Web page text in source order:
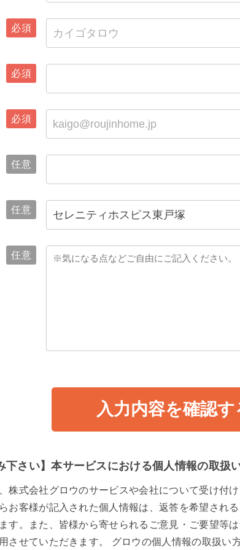
下さい】本サービスにおける個人情報の取扱
株式会社グロウのサービスや会社について受け付け
お客様が記入された個人情報は、返答を希望され
す。また、皆様から寄せられるご意見・ご要望等
させていただきます。 グロウの個人情報の取扱い